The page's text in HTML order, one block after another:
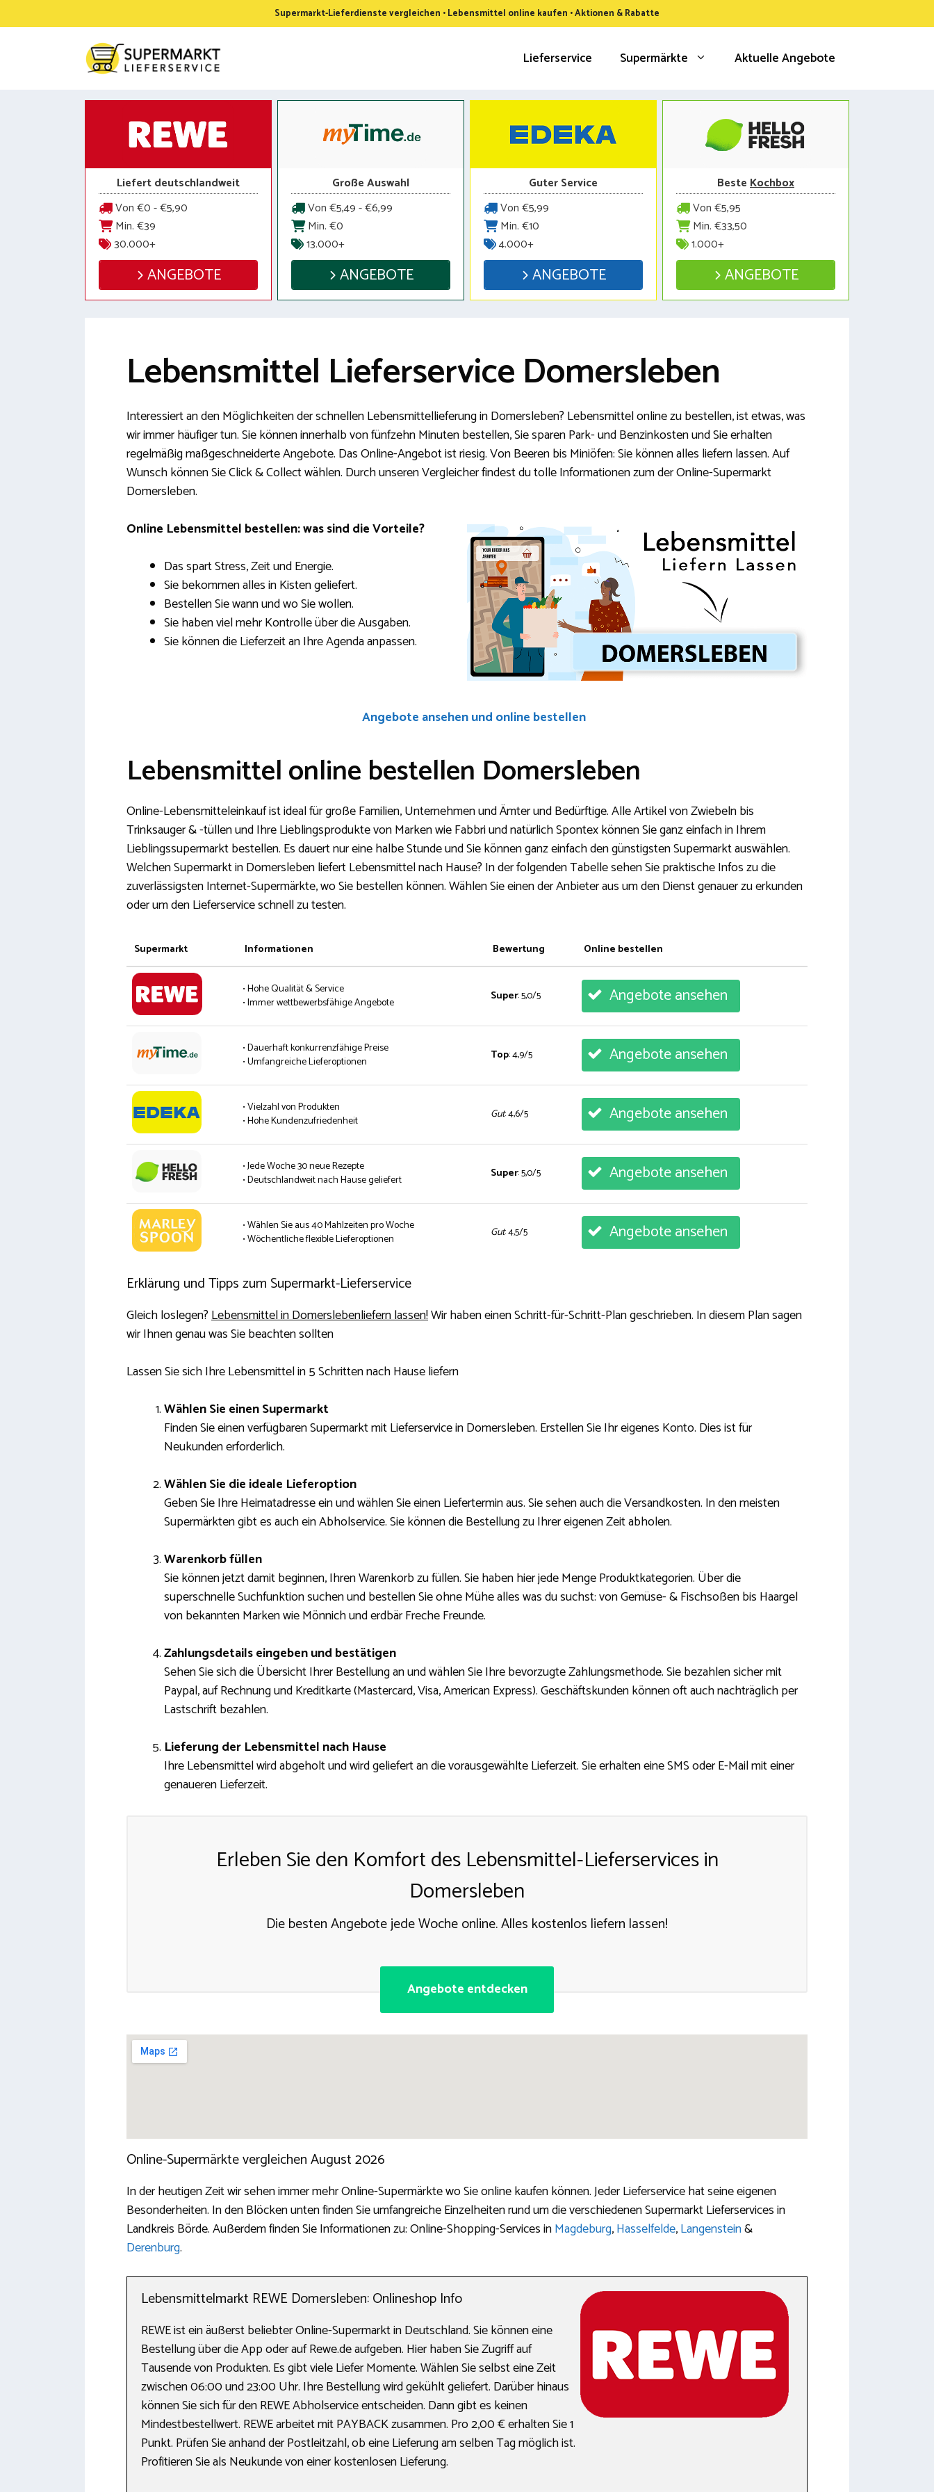
Inhalt
Supermarkt-Lieferdienste vergleichen • Lebensmittel online kaufen • Aktionen & Rabatte
Lieferservice Supermärkte Aktuelle Angebote
Liefert deutschlandweit
Von €0 - €5,90
Min. €39
30.000+
ANGEBOTE
Große Auswahl
Von €5,49 - €6,99
Min. €0
13.000+
ANGEBOTE
Guter Service
Von €5,99
Min. €10
4.000+
ANGEBOTE
BesteKochbox
Von €5,95
Min. €33,50
1.000+
ANGEBOTE
Lebensmittel Lieferservice Domersleben
Interessiert an den Möglichkeiten der schnellen Lebensmittellieferung in Domersleben? Lebensmittel online zu bestellen, ist etwas, was
wir immer häufiger tun. Sie können innerhalb von fünfzehn Minuten bestellen, Sie sparen Park- und Benzinkosten und Sie erhalten
regelmäßig maßgeschneiderte Angebote. Das Online-Angebot ist riesig. Von Beeren bis Miniöfen: Sie können alles liefern lassen. Auf
Wunsch können Sie Click & Collect wählen. Durch unseren Vergleicher findest du tolle Informationen zum der Online-Supermarkt
Domersleben.
Online Lebensmittel bestellen: was sind die Vorteile?
Das spart Stress, Zeit und Energie.
Sie bekommen alles in Kisten geliefert.
Bestellen Sie wann und wo Sie wollen.
Sie haben viel mehr Kontrolle über die Ausgaben.
Sie können die Lieferzeit an Ihre Agenda anpassen.
Angebote ansehen und online bestellen
Lebensmittel online bestellen Domersleben
Online-Lebensmitteleinkauf ist ideal für große Familien, Unternehmen und Ämter und Bedürftige. Alle Artikel von Zwiebeln bis
Trinksauger & -tüllen und Ihre Lieblingsprodukte von Marken wie Fabbri und natürlich Spontex können Sie ganz einfach in Ihrem
Lieblingssupermarkt bestellen. Es dauert nur eine halbe Stunde und Sie können ganz einfach den günstigsten Supermarkt auswählen.
Welchen Supermarkt in Domersleben liefert Lebensmittel nach Hause? In der folgenden Tabelle sehen Sie praktische Infos zu die
zuverlässigsten Internet-Supermärkte, wo Sie bestellen können. Wählen Sie einen der Anbieter aus um den Dienst genauer zu erkunden
oder um den Lieferservice schnell zu testen.
Supermarkt Informationen Bewertung Online bestellen
• Hohe Qualität & Service
• Immer wettbewerbsfähige Angebote
Super: 5,0/5 Angebote ansehen
• Dauerhaft konkurrenzfähige Preise
• Umfangreiche Lieferoptionen
Top: 4,9/5 Angebote ansehen
• Vielzahl von Produkten
• Hohe Kundenzufriedenheit
Gut: 4,6/5 Angebote ansehen
• Jede Woche 30 neue Rezepte
• Deutschlandweit nach Hause geliefert
Super: 5,0/5 Angebote ansehen
• Wählen Sie aus 40 Mahlzeiten pro Woche
• Wöchentliche flexible Lieferoptionen
Gut: 4,5/5 Angebote ansehen
Erklärung und Tipps zum Supermarkt-Lieferservice
Gleich loslegen?Lebensmittel in Domerslebenliefern lassen!Wir haben einen Schritt-für-Schritt-Plan geschrieben. In diesem Plan sagen
wir Ihnen genau was Sie beachten sollten
Lassen Sie sich Ihre Lebensmittel in 5 Schritten nach Hause liefern
Wählen Sie einen Supermarkt
Finden Sie einen verfügbaren Supermarkt mit Lieferservice in Domersleben. Erstellen Sie Ihr eigenes Konto. Dies ist für
Neukunden erforderlich.
Wählen Sie die ideale Lieferoption
Geben Sie Ihre Heimatadresse ein und wählen Sie einen Liefertermin aus. Sie sehen auch die Versandkosten. In den meisten
Supermärkten gibt es auch ein Abholservice. Sie können die Bestellung zu Ihrer eigenen Zeit abholen.
Warenkorb füllen
Sie können jetzt damit beginnen, Ihren Warenkorb zu füllen. Sie haben hier jede Menge Produktkategorien. Über die
superschnelle Suchfunktion suchen und bestellen Sie ohne Mühe alles was du suchst: von Gemüse- & Fischsoßen bis Haargel
von bekannten Marken wie Mönnich und erdbär Freche Freunde.
Zahlungsdetails eingeben und bestätigen
Sehen Sie sich die Übersicht Ihrer Bestellung an und wählen Sie Ihre bevorzugte Zahlungsmethode. Sie bezahlen sicher mit
Paypal, auf Rechnung und Kreditkarte (Mastercard, Visa, American Express). Geschäftskunden können oft auch nachträglich per
Lastschrift bezahlen.
Lieferung der Lebensmittel nach Hause
Ihre Lebensmittel wird abgeholt und wird geliefert an die vorausgewählte Lieferzeit. Sie erhalten eine SMS oder E-Mail mit einer
genaueren Lieferzeit.
Erleben Sie den Komfort des Lebensmittel-Lieferservices in
Domersleben
Die besten Angebote jede Woche online. Alles kostenlos liefern lassen!
Angebote entdecken
Online-Supermärkte vergleichen August 2026
In der heutigen Zeit wir sehen immer mehr Online-Supermärkte wo Sie online kaufen können. Jeder Lieferservice hat seine eigenen
Besonderheiten. In den Blöcken unten finden Sie umfangreiche Einzelheiten rund um die verschiedenen Supermarkt Lieferservices in
Landkreis Börde. Außerdem finden Sie Informationen zu: Online-Shopping-Services inMagdeburg,Hasselfelde,Langenstein&
Derenburg.
Lebensmittelmarkt REWE Domersleben: Onlineshop Info
REWE ist ein äußerst beliebter Online-Supermarkt in Deutschland. Sie können eine
Bestellung über die App oder auf Rewe.de aufgeben. Hier haben Sie Zugriff auf
Tausende von Produkten. Es gibt viele Liefer Momente. Wählen Sie selbst eine Zeit
zwischen 06:00 und 23:00 Uhr. Ihre Bestellung wird gekühlt geliefert. Darüber hinaus
können Sie sich für den REWE Abholservice entscheiden. Dann gibt es keinen
Mindestbestellwert. REWE arbeitet mit PAYBACK zusammen. Pro 2,00 € erhalten Sie 1
Punkt. Prüfen Sie anhand der Postleitzahl, ob eine Lieferung am selben Tag möglich ist.
Profitieren Sie als Neukunde von einer kostenlosen Lieferung.